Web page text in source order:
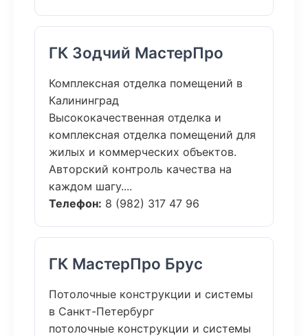
ГК Зодчий МастерПро
Комплексная отделка помещений в
Калининград
Высококачественная отделка и
комплексная отделка помещений для
жилых и коммерческих объектов.
Авторский контроль качества на
каждом шагу....
Телефон: 8 (982) 317 47 96
ГК МастерПро Брус
Потолочные конструкции и системы
в Санкт-Петербург
потолочные конструкции и системы